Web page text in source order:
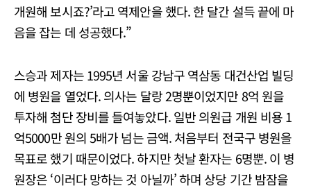
개원해 보시죠?’라고 역제안을 했다. 한 달간 설득 끝에 마
음을 잡는 데 성공했다.”
스승과 제자는 1995년 서울 강남구 역삼동 대건산업 빌딩
에 병원을 열었다. 의사는 달랑 2명뿐이었지만 8억 원을
투자해 첨단 장비를 들여놓았다. 일반 의원급 개원 비용 1
억5000만 원의 5배가 넘는 금액. 처음부터 전국구 병원을
목표로 했기 때문이었다. 하지만 첫날 환자는 6명뿐. 이 병
원장은 ‘이러다 망하는 것 아닐까’ 하며 상당 기간 밤잠을